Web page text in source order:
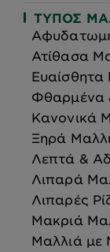
ΤΎΠΟΣ
Ατίθασα
Ευαίσθητα
Φθαρμένα
Κανονικά
Ξηρά
Λεπτά &
Λιπαρά
Λιπαρές
Μακριά
Μαλλιά με